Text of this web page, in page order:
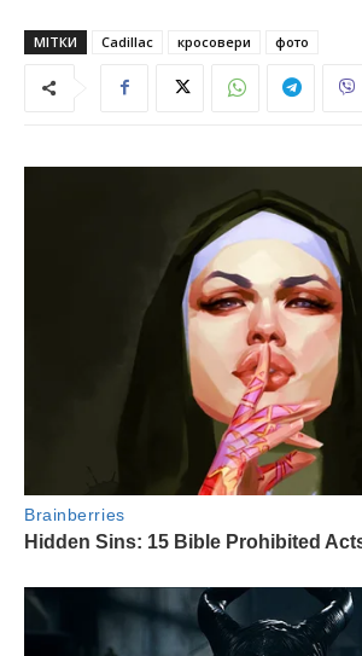
МІТКИ Cadillac кросовери фото